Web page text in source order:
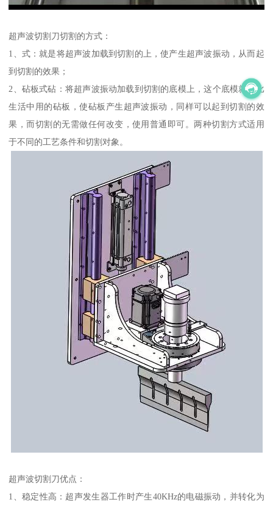
超声波切割刀切割的方式：
1、式：就是将超声波加载到切割的上，使产生超声波振动，从而起
到切割的效果；
2、砧板式砧：将超声波振动加载到切割的底模上，这个底模就好比
生活中用的砧板，使砧板产生超声波振动，同样可以起到切割的效
果，而切割的无需做任何改变，使用普通即可。两种切割方式适用
于不同的工艺条件和切割对象。
超声波切割刀优点：
1、稳定性高：超声发生器工作时产生40KHz的电磁振动，并转化为